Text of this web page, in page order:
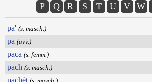
P
Q R S T U V W
pa' (s. masch.)
pa (avv.)
paca (s. femm.)
pach (s. masch.)